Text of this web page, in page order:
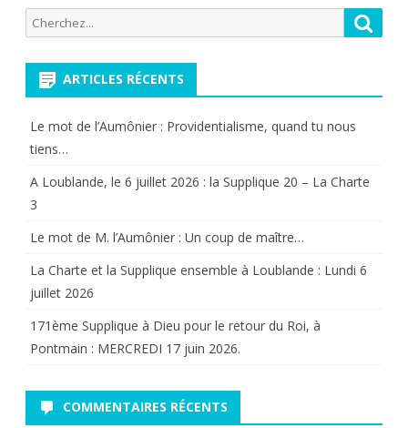
Recherche
pour:
ARTICLES RÉCENTS
Le mot de l’Aumônier : Providentialisme, quand tu nous
tiens…
A Loublande, le 6 juillet 2026 : la Supplique 20 – La Charte
3
Le mot de M. l’Aumônier : Un coup de maître…
La Charte et la Supplique ensemble à Loublande : Lundi 6
juillet 2026
171ème Supplique à Dieu pour le retour du Roi, à
Pontmain : MERCREDI 17 juin 2026.
COMMENTAIRES RÉCENTS